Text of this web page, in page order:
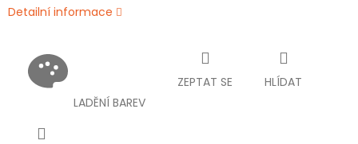
Detailní informace
LADĚNÍ BAREV
ZEPTAT SE HLÍDAT